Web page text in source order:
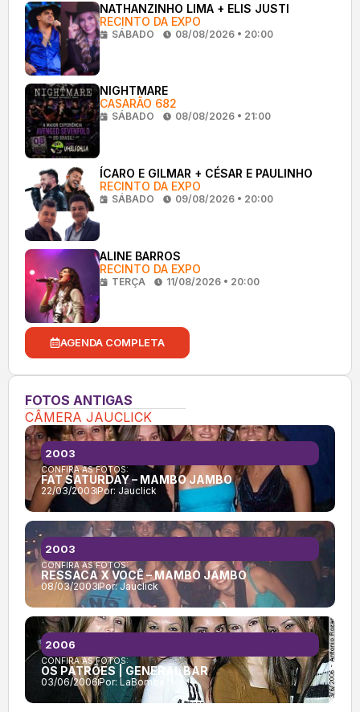
NATHANZINHO LIMA + ELIS JUSTI
RECINTO DA EXPO
SÁBADO 08/08/2026 • 20:00
NIGHTMARE
CASARÃO 682
SÁBADO 08/08/2026 • 21:00
ÍCARO E GILMAR + CÉSAR E PAULINHO
RECINTO DA EXPO
SÁBADO 09/08/2026 • 20:00
ALINE BARROS
RECINTO DA EXPO
TERÇA 11/08/2026 • 20:00
AGENDA COMPLETA
FOTOS ANTIGAS
CÂMERA JAUCLICK
CONFIRA AS FOTOS:
FAT SATURDAY – MAMBO JAMBO
22/03/2003Por: Jauclick
2003
CONFIRA AS FOTOS:
RESSACA X VOCÊ – MAMBO JAMBO
08/03/2003Por:Jauclick
2003
CONFIRA AS FOTOS:
OS PATRÕES | GENERAL BAR
03/06/2006Por: LaBomba
2006